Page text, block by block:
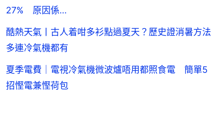
27% 原因係…
酷熱天氣丨古人着咁多衫點過夏天？歷史證消暑方法
多連冷氣機都有
夏季電費｜電視冷氣機微波爐唔用都照食電 簡單5
招慳電兼慳荷包